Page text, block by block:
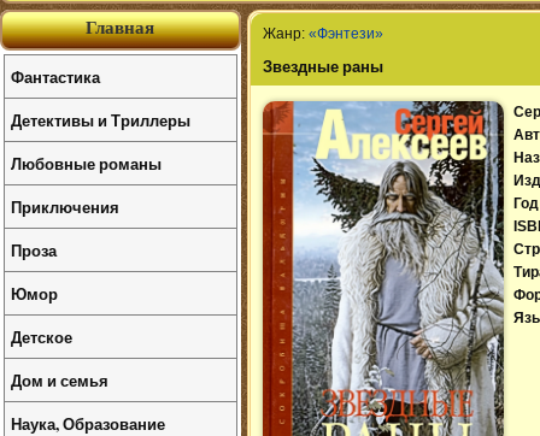
Жанр: «Фэнтези»
Звездные раны
Главная
Фантастика
Детективы и Триллеры
Любовные романы
Приключения
Проза
Юмор
Детское
Дом и семья
Наука, Образование